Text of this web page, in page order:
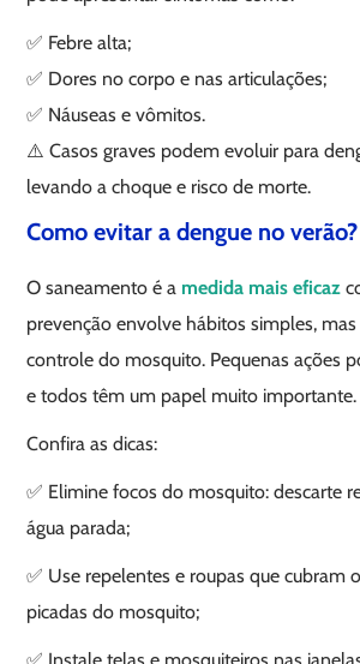
✅ Febre alta;
✅ Dores no corpo e nas articulações;
✅ Náuseas e vômitos.
⚠️ Casos graves podem evoluir para
levando a choque e risco de morte.
Como evitar a dengue no verão?
O saneamento é a medida mais eficaz
prevenção envolve hábitos simples, mas
controle do mosquito. Pequenas ações
e todos têm um papel muito importante.
Confira as dicas:
✅ Elimine focos do mosquito: descarte
água parada;
✅ Use repelentes e roupas que cubram
picadas do mosquito;